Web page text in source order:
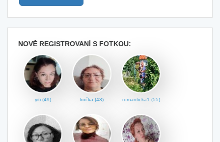
NOVĚ REGISTROVANÍ S FOTKOU:
yiti (49) kočka (43) romanticka1 (55)